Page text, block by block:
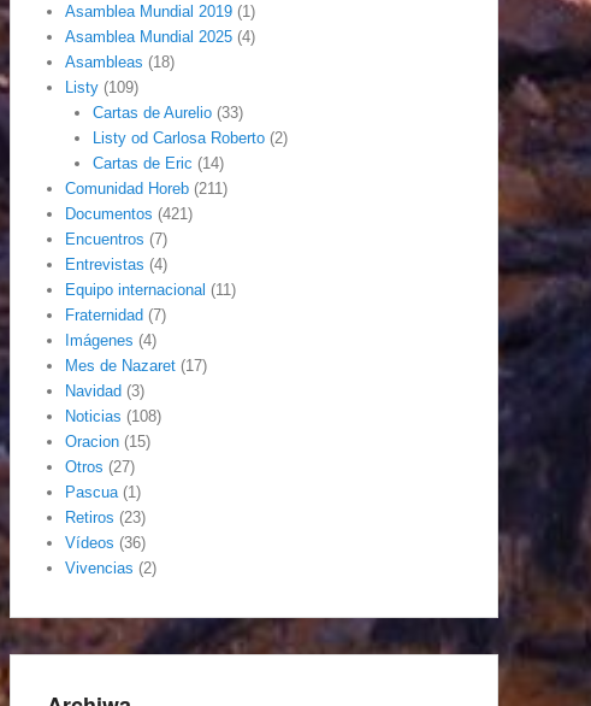
Asamblea Mundial 2019 (1)
Asamblea Mundial 2025 (4)
Asambleas (18)
Listy (109)
Cartas de Aurelio(33)
Listy od Carlosa Roberto(2)
Cartas de Eric (14)
Comunidad Horeb (211)
Documentos (421)
Encuentros (7)
Entrevistas (4)
Equipo internacional (11)
Fraternidad (7)
Imágenes (4)
Mes de Nazaret (17)
Navidad (3)
Noticias (108)
Oracion (15)
Otros (27)
Pascua(1)
Retiros (23)
Vídeos (36)
Vivencias (2)